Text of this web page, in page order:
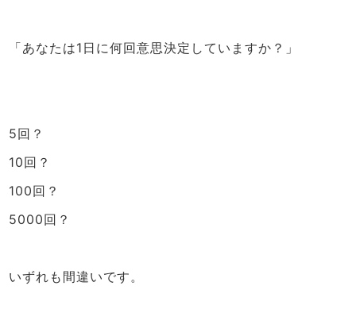
「あなたは1日に何回意思決定していますか？」
5回？
10回？
100回？
5000回？
いずれも間違いです。